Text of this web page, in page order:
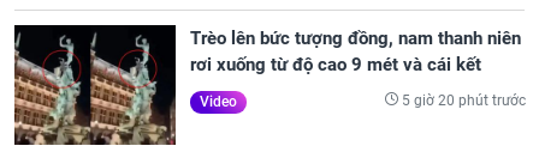
Trèo lên bức tượng đồng, nam thanh niên
rơi xuống từ độ cao 9 mét và cái kết
Video 5 giờ 20 phút trước